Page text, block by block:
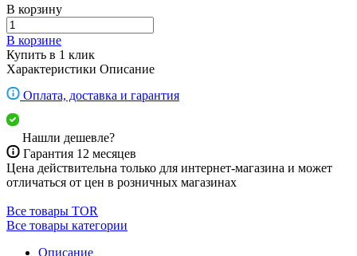
В корзину
В корзине
Купить в 1 клик
Характеристики Описание
Оплата, доставка и гарантия
Нашли дешевле?
Гарантия 12 месяцев
Цена действительна только для интернет-магазина и может
отличаться от цен в розничных магазинах
Все товары TOR
Все товары категории
Описание